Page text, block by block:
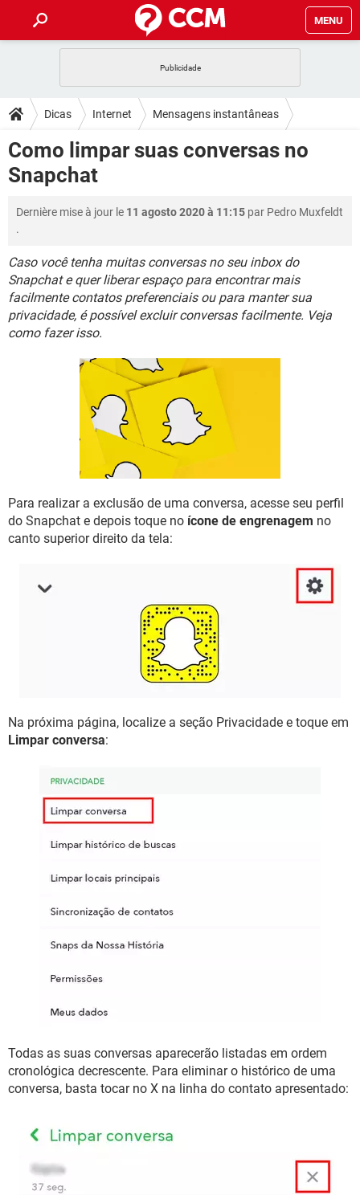
MENU
CELULAR FACEBOOK
OUTLOOK EXCEL
INSTAGRAM
DICAS
JOGOS
CELULAR FACEBOOK
OUTLOOK
INSTAGRAM GMAIL
DOWNLOADS
JOGOS
INSTAGRAM
GUIA DE COMPRAS
FÓRUM
JOGOS WHATSAPP
OUTLOOK EXCEL
INSTAGRAM GMAIL
GUIA DE COMPRAS
JOGOS
CELULAR FACEBOOK
OUTLOOK EXCEL
INSTAGRAM
GUIA DE COMPRAS
Dicas Internet Mensagens instantâneas
Snapchat
Como limpar suas conversas no
Snapchat
Dernière mise à jour le 11 agosto 2020 à 11:15 par Pedro Muxfeldt
.
Caso você tenha muitas conversas no seu inbox do
Snapchat e quer liberar espaço para encontrar mais
facilmente contatos preferenciais ou para manter sua
privacidade, é possível excluir conversas facilmente. Veja
como fazer isso.
Para realizar a exclusão de uma conversa, acesse seu perfil
do Snapchat e depois toque no ícone de engrenagem no
canto superior direito da tela:
Na próxima página, localize a seção Privacidade e toque em
Limpar conversa:
Todas as suas conversas aparecerão listadas em ordem
cronológica decrescente. Para eliminar o histórico de uma
conversa, basta tocar no X na linha do contato apresentado: